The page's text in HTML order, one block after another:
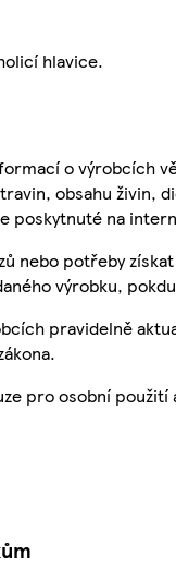
hlavice.
o výrobcích
obsahu živin,
poskytnuté na
nebo potřeby
výrobku,
pravidelně
pro osobní